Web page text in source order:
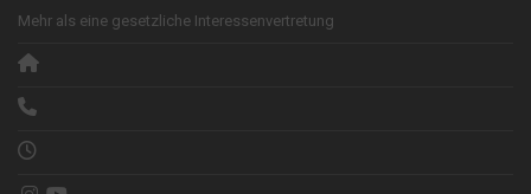
Mehr als eine gesetzliche Interessenvertretung